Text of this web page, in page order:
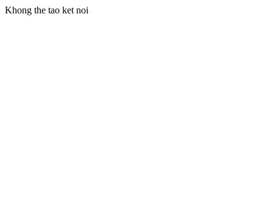
Khong the tao ket noi